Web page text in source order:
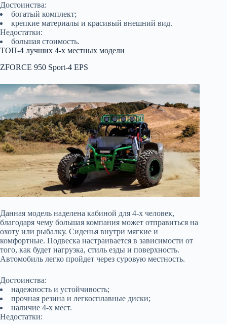
Достоинства:
богатый комплект;
крепкие материалы и красивый внешний вид.
Недостатки:
большая стоимость.
ТОП-4 лучших 4-х местных модели
ZFORCE 950 Sport-4 EPS
Данная модель наделена кабиной для 4-х человек,
благодаря чему большая компания может отправиться на
охоту или рыбалку. Сиденья внутри мягкие и
комфортные. Подвеска настраивается в зависимости от
того, как будет нагрузка, стиль езды и поверхность.
Автомобиль легко пройдет через суровую местность.
Достоинства:
надежность и устойчивость;
прочная резина и легкосплавные диски;
наличие 4-х мест.
Недостатки: